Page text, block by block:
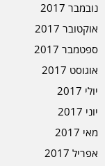
נובמבר 2017
אוקטובר 2017
ספטמבר 2017
אוגוסט 2017
יולי 2017
יוני 2017
מאי 2017
אפריל 2017